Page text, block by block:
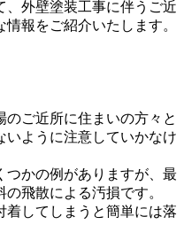
、外壁塗装工事に伴うご近
報をご紹介いたします。
ご近所に住まいの方々と
いように注意していかなけ
つかの例がありますが、最
飛散による汚損です。
着してしまうと簡単には落